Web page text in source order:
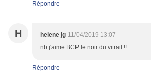
Répondre
H helene jg 11/04/2019 13:07
nb:j'aime BCP le noir du vitrail !!
Répondre